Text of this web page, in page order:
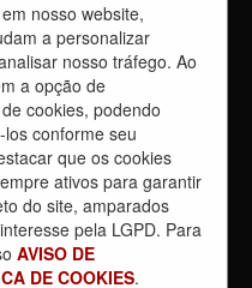
a privatização da CPTM.
EPB, com a Inspeção de Via e
e o Metrus
nosso website,
a personalizar
nosso tráfego. Ao
a opção de
cookies, podendo
conforme seu
que os cookies
ativos para garantir
do site, amparados
pela LGPD. Para
AVISO DE
DE COOKIES.